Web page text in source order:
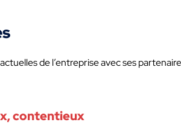
de l’entreprise avec ses
contentieux